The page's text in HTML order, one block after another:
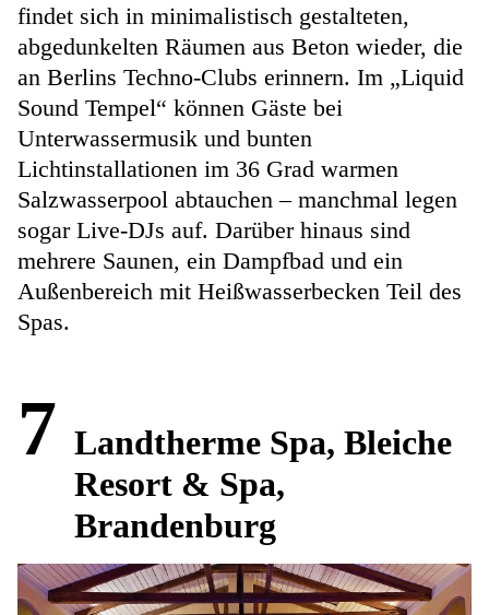
findet sich in minimalistisch gestalteten,
abgedunkelten Räumen aus Beton wieder, die
an Berlins Techno-Clubs erinnern. Im „Liquid
Sound Tempel“ können Gäste bei
Unterwassermusik und bunten
Lichtinstallationen im 36 Grad warmen
Salzwasserpool abtauchen – manchmal legen
sogar Live-DJs auf. Darüber hinaus sind
mehrere Saunen, ein Dampfbad und ein
Außenbereich mit Heißwasserbecken Teil des
Spas.
7 Landtherme Spa, Bleiche
Resort & Spa,
Brandenburg